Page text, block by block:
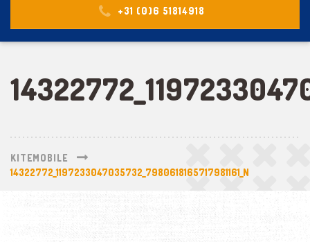
+31 (0)6 51814918
KITEMOBILE
14322772_1197233047035732_7980618165717981161_N